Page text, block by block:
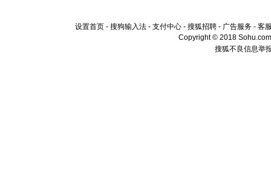
设置首页 - 搜狗输入法 - 支付中心 - 搜狐招聘 - 广告服务 - 客
Copyright © 2018
搜狐不良信息举